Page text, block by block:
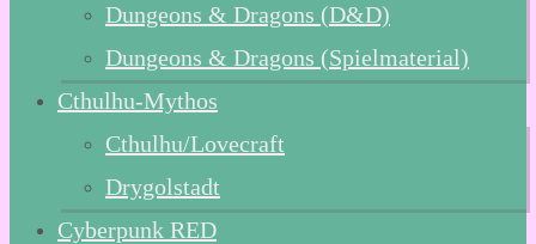
Dungeons & Dragons (D&D)
Dungeons & Dragons (Spielmaterial)
Cthulhu-Mythos
Cthulhu/Lovecraft
Drygolstadt
Cyberpunk RED